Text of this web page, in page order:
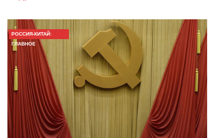
РОССИЯ-КИТАЙ:
ГЛАВНОЕ